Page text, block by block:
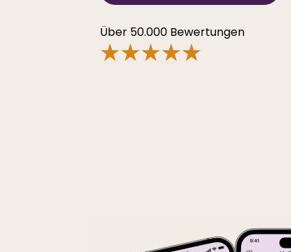
Über 50.000 Bewertungen
★★★★★